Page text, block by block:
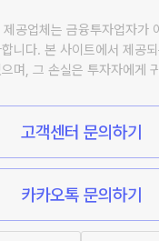
공업체는 금융투자업자가
니다. 본 사이트에서 제공
며, 그 손실은 투자자에게
고객센터 문의하기
카카오톡 문의하기